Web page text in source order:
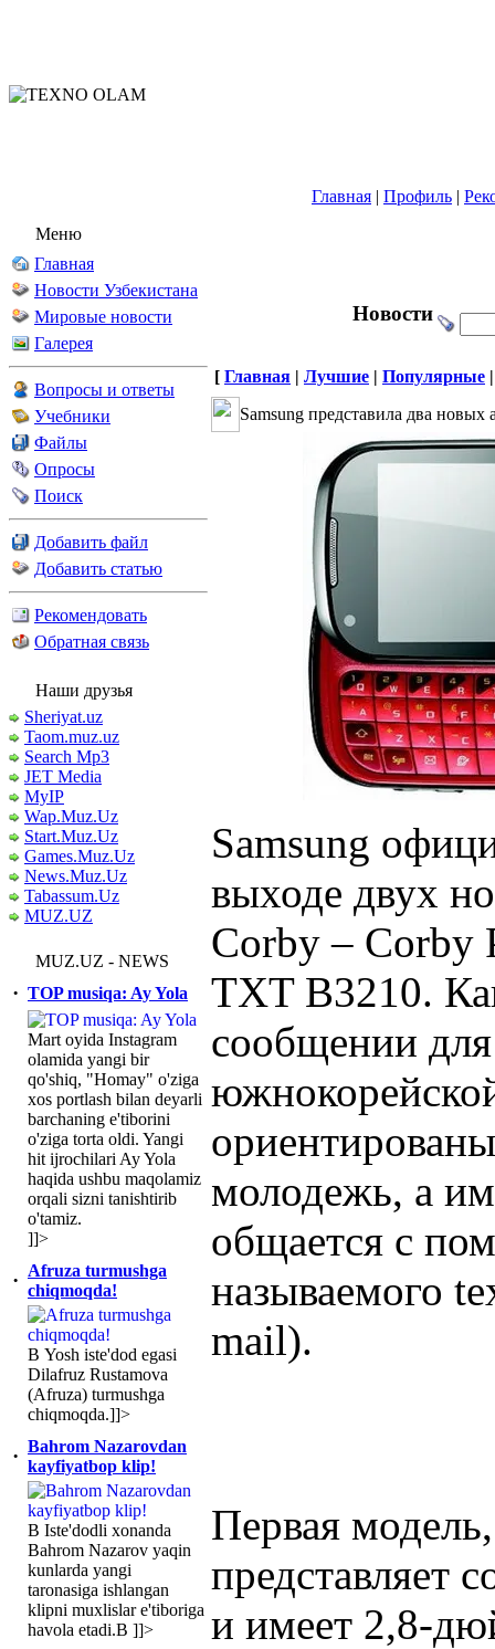
Главная | Профиль |
Меню
Главная
Новости Узбекистана
Мировые новости
Галерея
Вопросы и ответы
Учебники
Файлы
Опросы
Поиск
Добавить файл
Добавить статью
Рекомендовать
Обратная связь
Наши друзья
Sheriyat.uz
Taom.muz.uz
Search Mp3
JET Media
MyIP
Wap.Muz.Uz
Start.Muz.Uz
Games.Muz.Uz
News.Muz.Uz
Tabassum.Uz
MUZ.UZ
MUZ.UZ - NEWS
· TOP musiqa: Ay Yola
Mart oyida Instagram
olamida yangi bir
qo'shiq, "Homay" o'ziga
xos portlash bilan deyarli
barchaning e'tiborini
o'ziga torta oldi. Yangi
hit ijrochilari Ay Yola
haqida ushbu maqolamiz
orqali sizni tanishtirib
o'tamiz.
]]>
· Afruza turmushga
chiqmoqda!
В Yosh iste'dod egasi
Dilafruz Rustamova
(Afruza) turmushga
chiqmoqda.]]>
· Bahrom Nazarovdan
kayfiyatbop klip!
В Iste'dodli xonanda
Bahrom Nazarov yaqin
kunlarda yangi
taronasiga ishlangan
klipni muxlislar e'tiboriga
havola etadi.В ]]>
Новости
[ Главная | Лучшие | Популярные
Samsung представила два новых
Samsung
выходе двух
Corby – Corby
TXT B3210.
сообщении
молодежь, а
общается с
называемого
mail).
Первая
представляет
и имеет 2,8-